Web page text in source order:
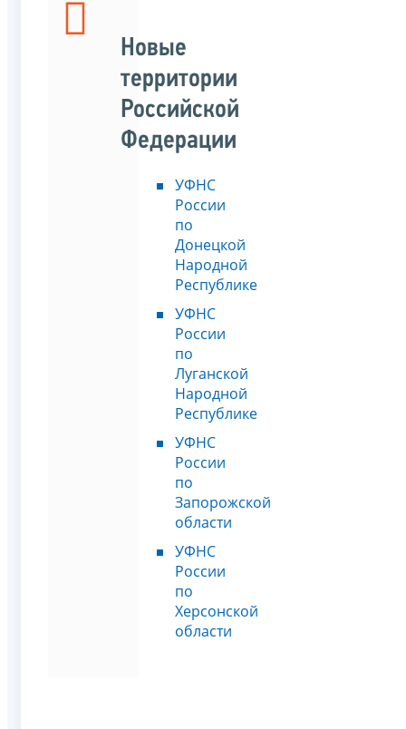
Новые
территории
Российской
Федерации
УФНС
России
по
Донецкой
Народной
Республике
УФНС
России
по
Луганской
Народной
Республике
УФНС
России
по
Запорожской
области
УФНС
России
по
Херсонской
области